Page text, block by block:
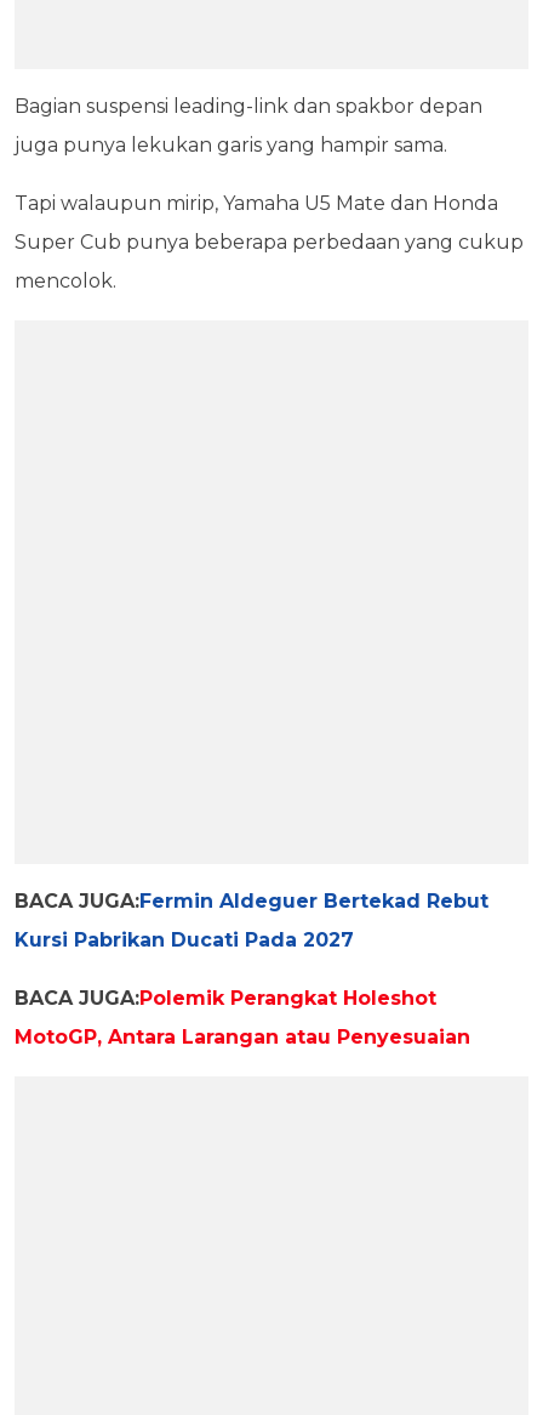
Bagian suspensi leading-link dan spakbor depan
juga punya lekukan garis yang hampir sama.
Tapi walaupun mirip, Yamaha U5 Mate dan Honda
Super Cub punya beberapa perbedaan yang cukup
mencolok.
BACA JUGA:Fermin Aldeguer Bertekad Rebut
Kursi Pabrikan Ducati Pada 2027
BACA JUGA:Polemik Perangkat Holeshot
MotoGP, Antara Larangan atau Penyesuaian